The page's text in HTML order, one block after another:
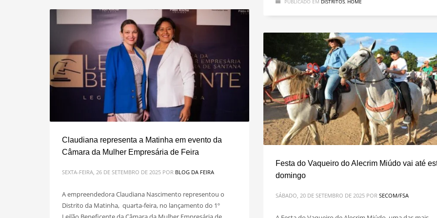
PUBLICADO EM DISTRITOS, HOME
Claudiana representa a Matinha em evento da
Câmara da Mulher Empresária de Feira
SEXTA-FEIRA, 26 DE SETEMBRO DE 2025 POR BLOG DA FEIRA
A empreendedora Claudiana Nascimento representou o
Distrito da Matinha, quarta-feira, no lançamento do 1º
Festa do Vaqueiro do Alecrim Miúdo vai até
domingo
SÁBADO, 20 DE SETEMBRO DE 2025 POR SECOM/FSA